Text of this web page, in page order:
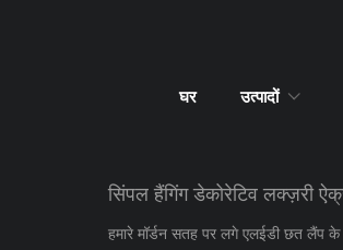
घर उत्पादों
सिंपल हैंगिंग डेकोरेटिव लक्ज़री
हमारे मॉर्डन सतह पर लगे एलईडी छत लैंप के